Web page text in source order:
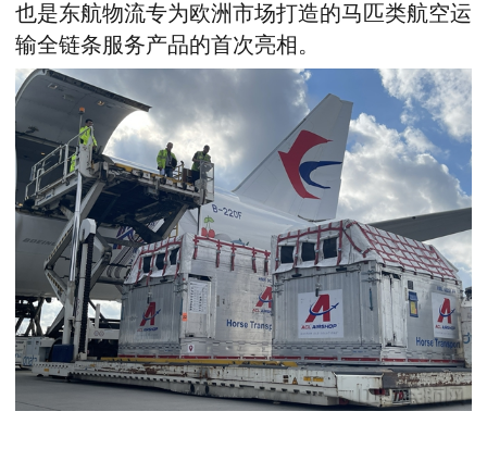
也是东航物流专为欧洲市场打造的马匹类航空运
输全链条服务产品的首次亮相。